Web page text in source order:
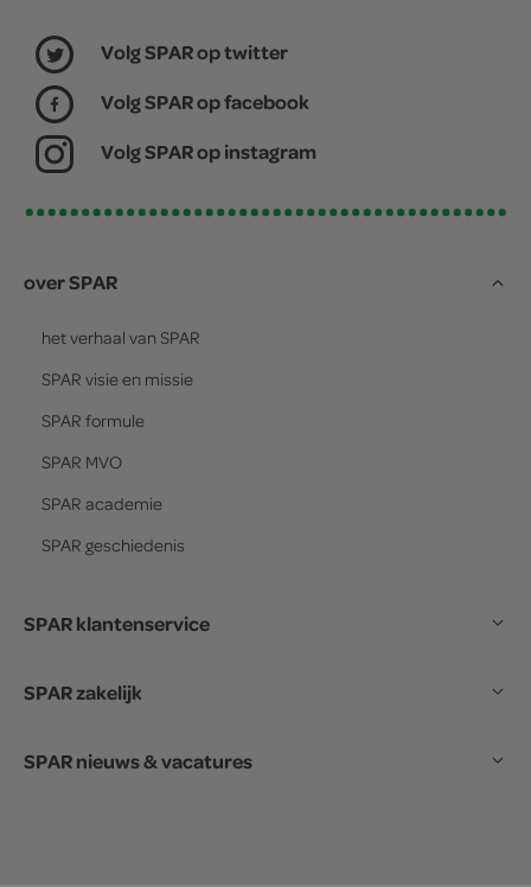
Volg SPAR op twitter
Volg SPAR op facebook
Volg SPAR op instagram
over SPAR
het verhaal van SPAR
SPAR visie en missie
SPAR formule
SPAR MVO
SPAR academie
SPAR geschiedenis
SPAR klantenservice
SPAR zakelijk
SPAR nieuws & vacatures